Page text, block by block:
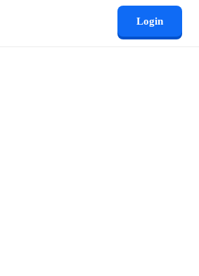
Login